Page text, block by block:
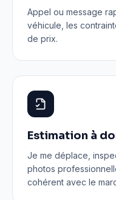
Appel ou message
véhicule, les
de prix.
Estimation à
Je me déplace,
photos
cohérent avec le